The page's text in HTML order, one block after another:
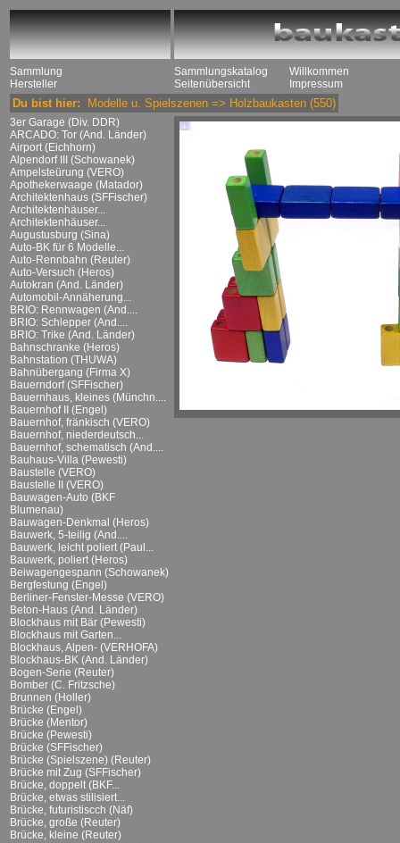
Sammlung
Hersteller
Sammlungskatalog
Seitenübersicht
Willkommen
Impressum
Du bist hier: Modelle u. Spielszenen => Holzbaukasten (550)
3er Garage (Div. DDR)
ARCADO: Tor (And. Länder)
Airport (Eichhorn)
Alpendorf III (Schowanek)
Ampelsteürung (VERO)
Apothekerwaage (Matador)
Architektenhaus (SFFischer)
Architektenhäuser...
Architektenhäuser...
Augustusburg (Sina)
Auto-BK für 6 Modelle...
Auto-Rennbahn (Reuter)
Auto-Versuch (Heros)
Autokran (And. Länder)
Automobil-Annäherung...
BRIO: Rennwagen (And....
BRIO: Schlepper (And....
BRIO: Trike (And. Länder)
Bahnschranke (Heros)
Bahnstation (THUWA)
Bahnübergang (Firma X)
Bauerndorf (SFFischer)
Bauernhaus, kleines (Münchn....
Bauernhof II (Engel)
Bauernhof, fränkisch (VERO)
Bauernhof, niederdeutsch...
Bauernhof, schematisch (And....
Bauhaus-Villa (Pewesti)
Baustelle (VERO)
Baustelle II (VERO)
Bauwagen-Auto (BKF
Blumenau)
Bauwagen-Denkmal (Heros)
Bauwerk, 5-teilig (And....
Bauwerk, leicht poliert (Paul...
Bauwerk, poliert (Heros)
Beiwagengespann (Schowanek)
Bergfestung (Engel)
Berliner-Fenster-Messe (VERO)
Beton-Haus (And. Länder)
Blockhaus mit Bär (Pewesti)
Blockhaus mit Garten...
Blockhaus, Alpen- (VERHOFA)
Blockhaus-BK (And. Länder)
Bogen-Serie (Reuter)
Bomber (C. Fritzsche)
Brunnen (Holler)
Brücke (Engel)
Brücke (Mentor)
Brücke (Pewesti)
Brücke (SFFischer)
Brücke (Spielszene) (Reuter)
Brücke mit Zug (SFFischer)
Brücke, doppelt (BKF...
Brücke, etwas stilisiert...
Brücke, futuristiscch (Näf)
Brücke, große (Reuter)
Brücke, kleine (Reuter)